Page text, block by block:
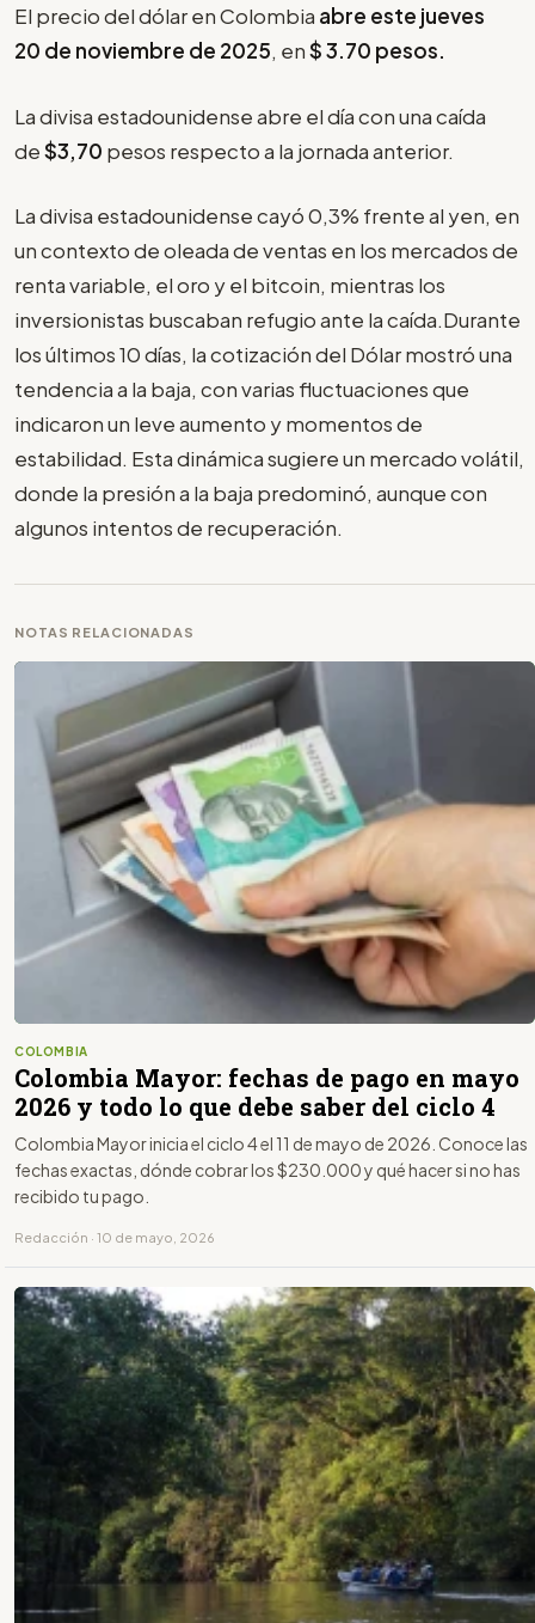
El precio del dólar en Colombia abre este jueves
20 de noviembre de 2025, en$3.70 pesos.
La divisa estadounidense abre el día con una caída
de$3,70 pesos respecto a la jornada anterior.
La divisa estadounidense cayó 0,3% frente al yen, en
un contexto de oleada de ventas en los mercados de
renta variable, el oro y el bitcoin, mientras los
inversionistas buscaban refugio ante la caída.Durante
los últimos 10 días, la cotización del Dólar mostró una
tendencia a la baja, con varias fluctuaciones que
indicaron un leve aumento y momentos de
estabilidad. Esta dinámica sugiere un mercado volátil,
donde la presión a la baja predominó, aunque con
algunos intentos de recuperación.
NOTAS RELACIONADAS
COLOMBIA
Colombia Mayor: fechas de pago en mayo
2026 y todo lo que debe saber del ciclo 4
Colombia Mayor inicia el ciclo 4 el 11 de mayo de 2026. Conoce las
fechas exactas, dónde cobrar los $230.000 y qué hacer si no has
recibido tu pago.
Redacción · 10 de mayo, 2026